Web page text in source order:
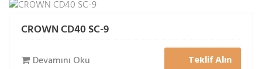
CROWN CD40 SC-9
Devamını Oku Teklif Alın